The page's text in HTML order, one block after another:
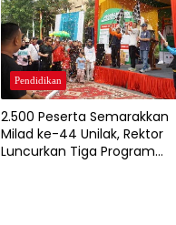
Pendidikan
2.500 Peserta Semarakkan
Milad ke-44 Unilak, Rektor
Luncurkan Tiga Program